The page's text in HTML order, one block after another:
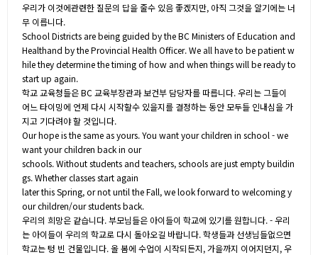
우리가 이것에관련한 질문의 답을 줄수 있음 좋겠지만, 아직 그것을 알기에는 너
무 이릅니다.
School Districts are being guided by the BC Ministers of Education and
Healthand by the Provincial Health Officer. We all have to be patient w
hile they determine the timing of how and when things will be ready to
start up again.
학교 교육청들은 BC 교육부장관과 보건부 담당자를 따릅니다. 우리는 그들이
어느 타이밍에 언제 다시 시작할수 있을지를 결정하는 동안 모두들 인내심을 가
지고 기다려야 할 것입니다.
Our hope is the same as yours. You want your children in school - we
want your children back in our
schools. Without students and teachers, schools are just empty buildin
gs. Whether classes start again
later this Spring, or not until the Fall, we look forward to welcoming y
our children/our students back.
우리의 희망은 같습니다. 부모님들은 아이들이 학교에 있기를 원합니다. - 우리
는 아이들이 우리의 학교로 다시 돌아오길 바랍니다. 학생들과 선생님들없으면
학교는 텅 빈 건물입니다. 올 봄에 수업이 시작되든지, 가을까지 이어지던지, 우